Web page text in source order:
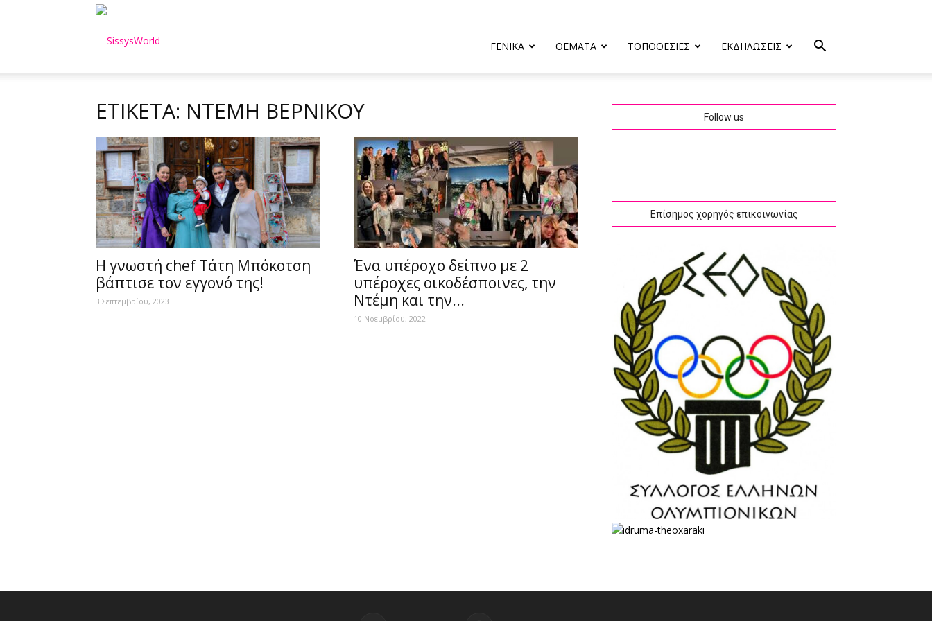
ΓΕΝΙΚΑ ΘΕΜΑΤΑ ΤΟΠΟΘΕΣΙΕΣ ΕΚΔΗΛΩΣΕΙΣ
ΕΤΙΚΈΤΑ: ΝΤΈΜΗ ΒΕΡΝΊΚΟΥ
Η γνωστή chef Τάτη Μπόκοτση
βάπτισε τον εγγονό της!
3 Σεπτεμβρίου, 2023
Ένα υπέροχο δείπνο με 2
υπέροχες οικοδέσποινες, την
Ντέμη και την...
10 Νοεμβρίου, 2022
Follow us
Επίσημος χορηγός επικοινωνίας